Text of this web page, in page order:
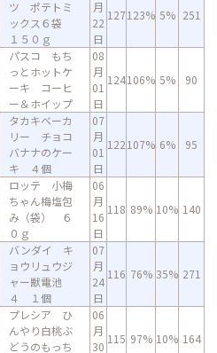
ツ ポテトミ
ックス６袋
１５０ｇ
月
22
日
127123% 5% 251
パスコ もち
っとホットケ
ーキ コーヒ
ー＆ホイップ
08
月
01
日
124106% 5% 90
タカキベーカ
リー チョコ
バナナのケー
キ ４個
07
月
01
日
122107% 6% 95
ロッテ 小梅
ちゃん梅塩包
み（袋） ６
０ｇ
06
月
16
日
118 89% 10% 140
バンダイ キ
ョウリュウジ
ャー獣電池
４ １個
07
月
24
日
116 76% 35% 271
プレシア ひ
んやり白桃ぶ
どうのもっち
06
月
30
115 97% 10% 164